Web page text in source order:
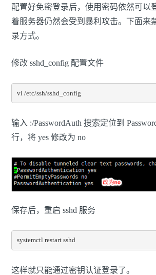
配置好免密登录后，使用密码依然可以
着服务器仍然会受到暴利攻击。下面来
录方式。
修改 sshd_config 配置文件
vi /etc/ssh/sshd_config
输入 :/PasswordAuth 搜索定位到
行，将 yes 修改为 no
保存后，重启 sshd 服务
systemctl restart sshd
这样就只能通过密钥认证登录了。